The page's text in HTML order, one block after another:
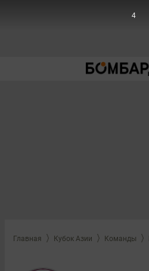
Главная Кубок Азии Команды
4